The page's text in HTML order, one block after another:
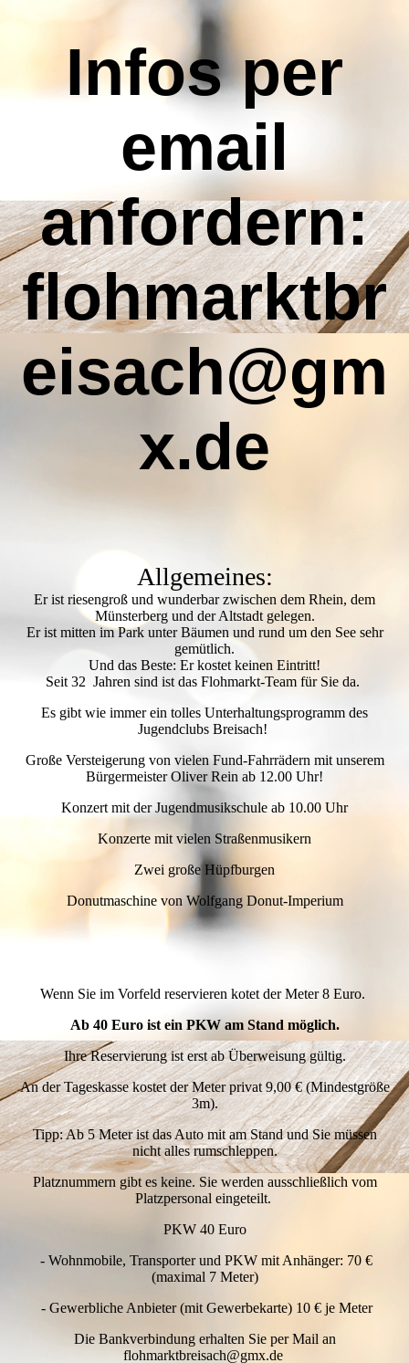
Infos per
email
anfordern:
flohmarktbr
eisach@gm
x.de
Allgemeines:
Er ist riesengroß und wunderbar zwischen dem Rhein, dem
Münsterberg und der Altstadt gelegen.
Er ist mitten im Park unter Bäumen und rund um den See sehr
gemütlich.
Und das Beste: Er kostet keinen Eintritt!
Seit 32 Jahren sind ist das Flohmarkt-Team für Sie da.
Es gibt wie immer ein tolles Unterhaltungsprogramm des
Jugendclubs Breisach!
Große Versteigerung von vielen Fund-Fahrrädern mit unserem
Bürgermeister Oliver Rein ab 12.00 Uhr!
Konzert mit der Jugendmusikschule ab 10.00 Uhr
Konzerte mit vielen Straßenmusikern
Zwei große Hüpfburgen
Donutmaschine von Wolfgang Donut-Imperium
Wenn Sie im Vorfeld reservieren kotet der Meter 8 Euro.
Ab 40 Euro ist ein PKW am Stand möglich.
Ihre Reservierung ist erst ab Überweisung gültig.
An der Tageskasse kostet der Meter privat 9,00 € (Mindestgröße
3m).
Tipp: Ab 5 Meter ist das Auto mit am Stand und Sie müssen
nicht alles rumschleppen.
Platznummern gibt es keine. Sie werden ausschließlich vom
Platzpersonal eingeteilt.
PKW 40 Euro
- Wohnmobile, Transporter und PKW mit Anhänger: 70 €
(maximal 7 Meter)
- Gewerbliche Anbieter (mit Gewerbekarte) 10 € je Meter
Die Bankverbindung erhalten Sie per Mail an
flohmarktbreisach@gmx.de